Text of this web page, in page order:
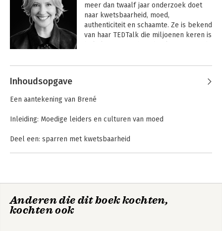
meer dan twaalf jaar onderzoek doet
naar kwetsbaarheid, moed,
authenticiteit en schaamte. Ze is bekend
van haar TEDTalk die miljoenen keren is
kwetsbaarheid en Sterker dan ooit , die
York Times-bestsellerlijst bereikten. Ze
woont met haar echtgenoot Steve en
hun twee kinderen Ellen en Charlie in
Houston.
Andere boeken door Brené Brown
kwetsbaarheid
Inhoudsopgave
Een aantekening van Brené
Inleiding: Moedige leiders en culturen van moed
Deel een: sparren met kwetsbaarheid
Deel twee: Leen vanuit je waarden
Deel drie: De vertrouwensscan
Anderen die dit boek kochten,
kochten ook